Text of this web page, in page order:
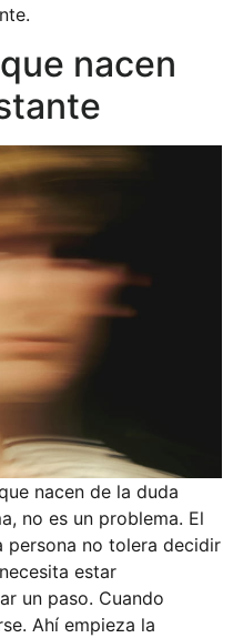
nacen
nacen de la duda
no es un problema. El
persona no tolera decidir
estar
un paso. Cuando
Ahí empieza la